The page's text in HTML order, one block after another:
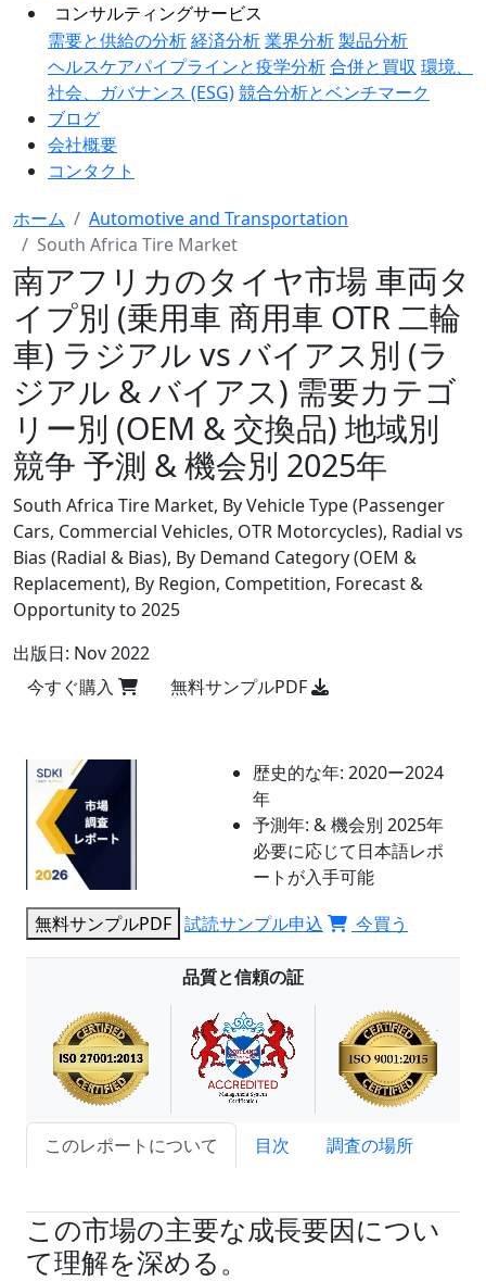
コンサルティングサービス
需要と供給の分析経済分析業界分析製品分析
ヘルスケアパイプラインと疫学分析合併と買収 環境、
社会、ガバナンス (ESG)競合分析とベンチマーク
ブログ
会社概要
コンタクト
ホーム
Automotive and Transportation
South Africa Tire Market
南アフリカのタイヤ市場 車両タ
イプ別 (乗用車 商用車 OTR 二輪
車) ラジアル vs バイアス別 (ラ
ジアル & バイアス) 需要カテゴ
リー別 (OEM & 交換品) 地域別
競争 予測 & 機会別 2025年
South Africa Tire Market, By Vehicle Type (Passenger
Cars, Commercial Vehicles, OTR Motorcycles), Radial vs
Bias (Radial & Bias), By Demand Category (OEM &
Replacement), By Region, Competition, Forecast &
Opportunity to 2025
出版日: Nov 2022
今すぐ購入
無料サンプルPDF
歴史的な年: 2020ー2024
年
予測年: & 機会別 2025年
必要に応じて日本語レポ
ートが入手可能
無料サンプルPDF 試読サンプル申込 今買う
品質と信頼の証
このレポートについて 目次
調査の場所
この市場の主要な成長要因につい
て理解を深める。